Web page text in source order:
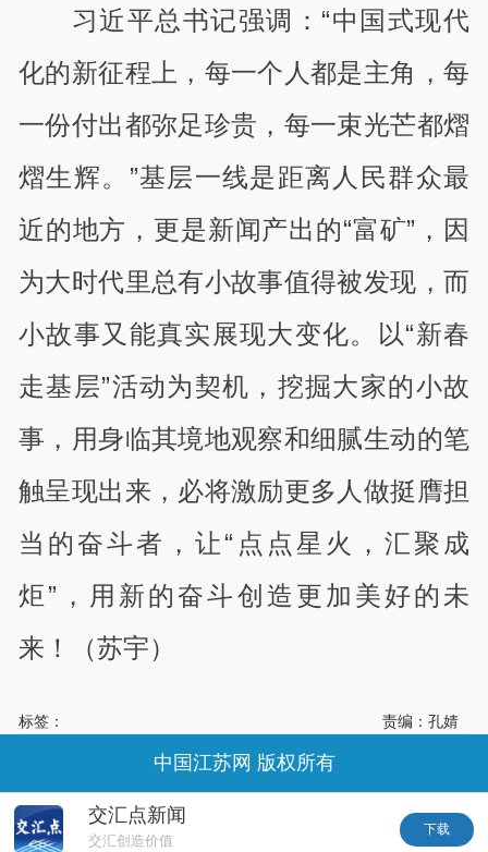
习近平总书记强调：“中国式现代
化的新征程上，每一个人都是主角，每
一份付出都弥足珍贵，每一束光芒都熠
熠生辉。”基层一线是距离人民群众最
近的地方，更是新闻产出的“富矿”，因
为大时代里总有小故事值得被发现，而
小故事又能真实展现大变化。以“新春
走基层”活动为契机，挖掘大家的小故
事，用身临其境地观察和细腻生动的笔
触呈现出来，必将激励更多人做挺膺担
当的奋斗者，让“点点星火，汇聚成
炬”，用新的奋斗创造更加美好的未
来！（苏宇）
标签： 责编：孔婧
交汇点新闻
交汇创造价值
下载
中国江苏网 版权所有